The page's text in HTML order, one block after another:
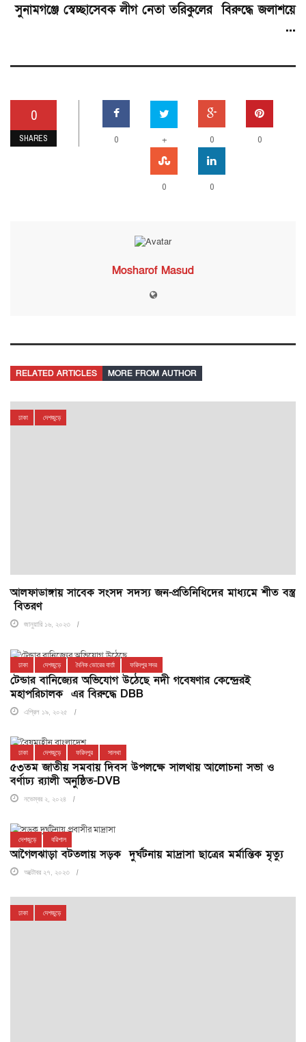
সুনামগঞ্জে স্বেচ্ছাসেবক লীগ নেতা তরিকুলের বিরুদ্ধে জলাশয়ে
...
0
SHARES 0 + 0 0
0 0
Mosharof Masud
RELATED ARTICLES MORE FROM AUTHOR
ঢাকা দেশজুড়ে
আলফাডাঙ্গায় সাবেক সংসদ সদস্য জন-প্রতিনিধিদের মাধ্যমে শীত বস্ত্র
বিতরণ
জানুয়ারি ১৬, ২০২৩
ঢাকা দেশজুড়ে দৈনিক ভোরের বার্তা ফরিদপুর সদর
টেন্ডার বানিজ্যের অভিযোগ উঠেছে নদী গবেষণার কেন্দ্রেরই
মহাপরিচালক এর বিরুদ্ধে DBB
এপ্রিল ১৯, ২০২৫
ঢাকা দেশজুড়ে ফরিদপুর সালথা
৫৩তম জাতীয় সমবায় দিবস উপলক্ষে সালথায় আলোচনা সভা ও
বর্ণাঢ্য র‌্যালী অনুষ্ঠিত-DVB
নভেম্বর ২, ২০২৪
দেশজুড়ে বরিশাল
আগৈলঝাড়া বটতলায় সড়ক দুর্ঘটনায় মাদ্রাসা ছাত্রের মর্মান্তিক মৃত্যু
অক্টোবর ২৭, ২০২৩
ঢাকা দেশজুড়ে